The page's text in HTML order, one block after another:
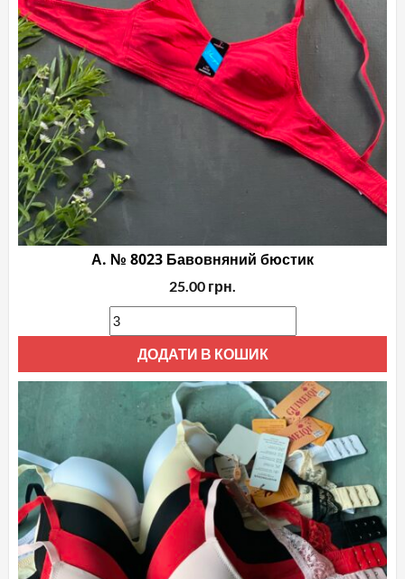
А. № 8023 Бавовняний бюстик
25.00 грн.
ДОДАТИ В КОШИК